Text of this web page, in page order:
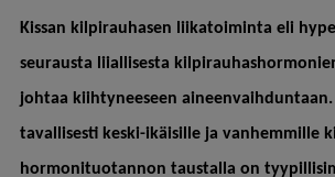
Kissan kilpirauhasen liikatoiminta eli
seurausta liiallisesta
johtaa kiihtyneeseen aineenvaihduntaan.
tavallisesti keski-ikäisille ja vanhemmille
hormonituotannon taustalla on